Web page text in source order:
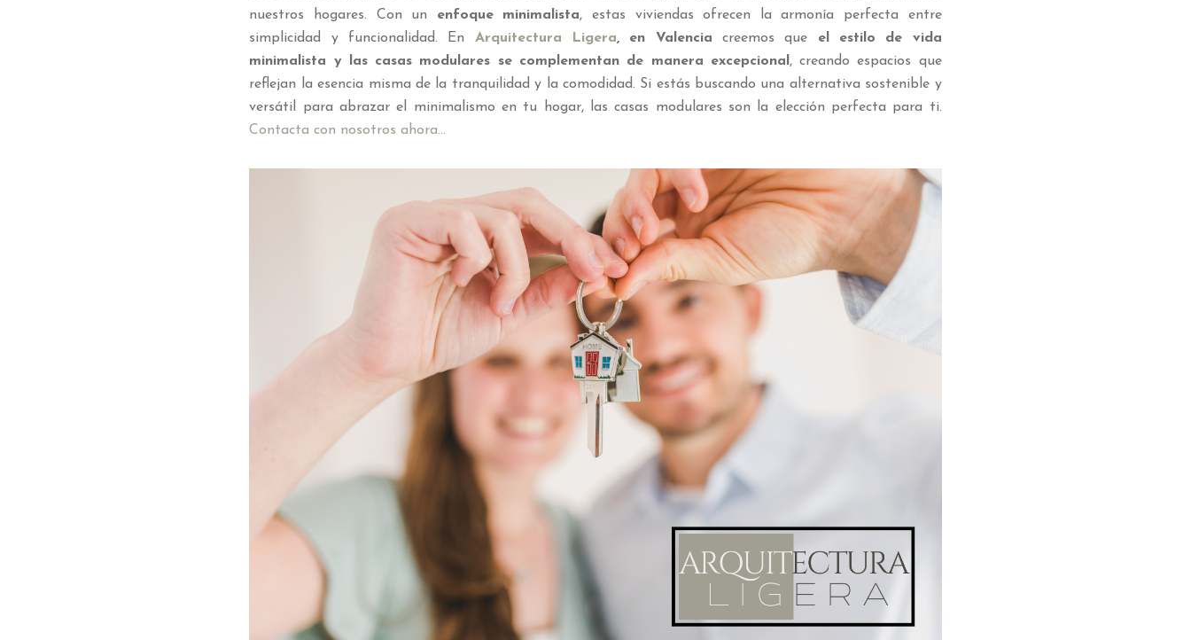
nuestros hogares. Con un enfoque minimalista, estas viviendas ofrecen la armonía perfecta entre
simplicidad y funcionalidad. En Arquitectura Ligera, en Valencia creemos que el estilo de vida
minimalista y las casas modulares se complementan de manera excepcional , creando espacios que
reflejan la esencia misma de la tranquilidad y la comodidad. Si estás buscando una alternativa sostenible y
versátil para abrazar el minimalismo en tu hogar, las casas modulares son la elección perfecta para ti.
Contacta con nosotros ahora…